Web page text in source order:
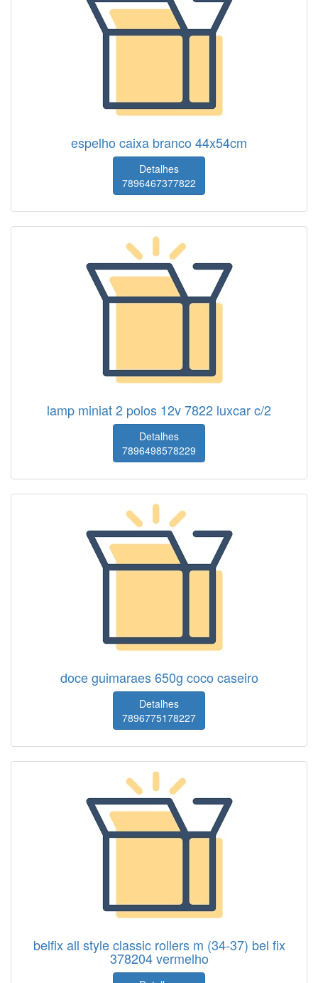
espelho caixa branco 44x54cm
Detalhes
7896467377822
lamp miniat 2 polos 12v 7822 luxcar c/2
Detalhes
7896498578229
doce guimaraes 650g coco caseiro
Detalhes
7896775178227
belfix all style classic rollers m (34-37) bel fix
378204 vermelho